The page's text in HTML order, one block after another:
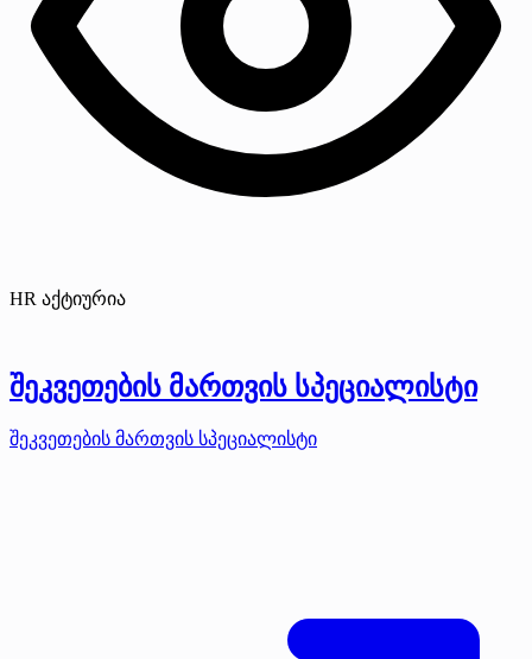
HR აქტიურია
შეკვეთების მართვის სპეციალისტი
შეკვეთების მართვის სპეციალისტი